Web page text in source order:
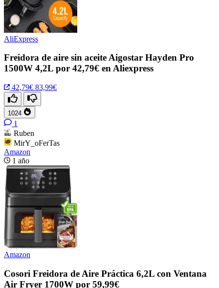
AliExpress
Freidora de aire sin aceite Aigostar Hayden Pro
1500W 4,2L por 42,79€ en Aliexpress
42,79€ 83,99€
1024
1
Ruben
MirY_oFerTas
Amazon
1 año
Amazon
Cosori Freidora de Aire Práctica 6,2L con Ventana
Air Fryer 1700W por 59,99€